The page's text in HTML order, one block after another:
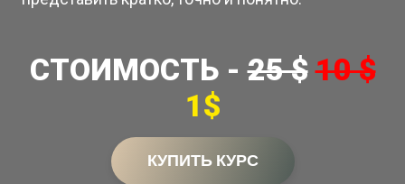
СТОИМОСТЬ -25 $ 10 $
1$
КУПИТЬ КУРС